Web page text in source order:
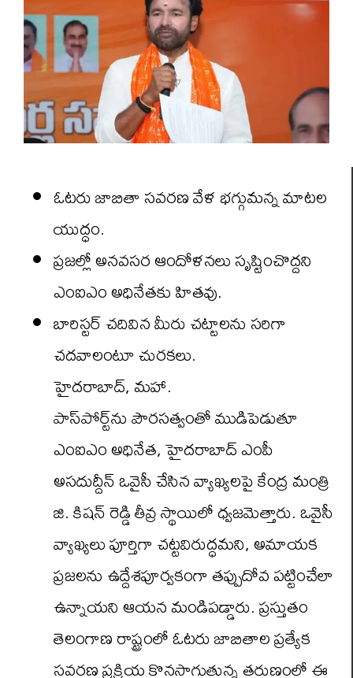
ఓటరు జాబితా సవరణ వేళ భగ్గుమన్న మాటల
యుద్ధం.
ప్రజల్లో అనవసర ఆందోళనలు సృష్టించొద్దని
ఎంఐఎం అధినేతకు హితవు.
బారిస్టర్ చదివిన మీరు చట్టాలను సరిగా
చదవాలంటూ చురకలు.
హైదరాబాద్, మహా.
పాస్‌పోర్ట్‌ను పౌరసత్వంతో ముడిపెడుతూ
ఎంఐఎం అధినేత, హైదరాబాద్ ఎంపీ
అసదుద్దీన్ ఒవైసీ చేసిన వ్యాఖ్యలపై కేంద్ర మంత్రి
జి. కిషన్ రెడ్డి తీవ్ర స్థాయిలో ధ్వజమెత్తారు. ఒవైసీ
వ్యాఖ్యలు పూర్తిగా చట్టవిరుద్ధమని, అమాయక
ప్రజలను ఉద్దేశపూర్వకంగా తప్పుదోవ పట్టించేలా
ఉన్నాయని ఆయన మండిపడ్డారు. ప్రస్తుతం
తెలంగాణ రాష్ట్రంలో ఓటరు జాబితాల ప్రత్యేక
సవరణ ప్రక్రియ కొనసాగుతున్న తరుణంలో ఈ